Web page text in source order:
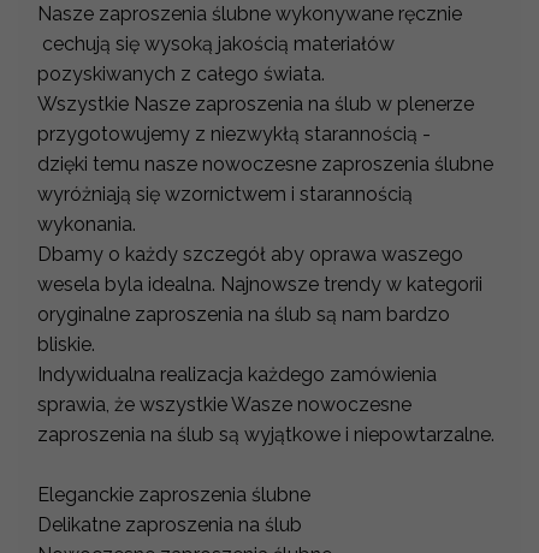
Nasze zaproszenia ślubne wykonywane ręcznie
cechują się wysoką jakością materiałów
pozyskiwanych z całego świata.
Wszystkie Nasze zaproszenia na ślub w plenerze
przygotowujemy z niezwykłą starannością -
dzięki temu nasze nowoczesne zaproszenia ślubne
wyróżniają się wzornictwem i starannością
wykonania.
Dbamy o każdy szczegół aby oprawa waszego
wesela byla idealna. Najnowsze trendy w kategorii
oryginalne zaproszenia na ślub są nam bardzo
bliskie.
Indywidualna realizacja każdego zamówienia
sprawia, że wszystkie Wasze nowoczesne
zaproszenia na ślub są wyjątkowe i niepowtarzalne.
Eleganckie zaproszenia ślubne
Delikatne zaproszenia na ślub